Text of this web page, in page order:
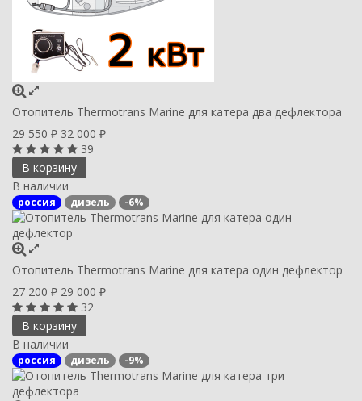
Отопитель Thermotrans Marine для катера два дефлектора
29 550 ₽ 32 000 ₽
39
В корзину
В наличии
россия дизель -6%
Отопитель Thermotrans Marine для катера один дефлектор
27 200 ₽ 29 000 ₽
32
В корзину
В наличии
россия дизель -9%